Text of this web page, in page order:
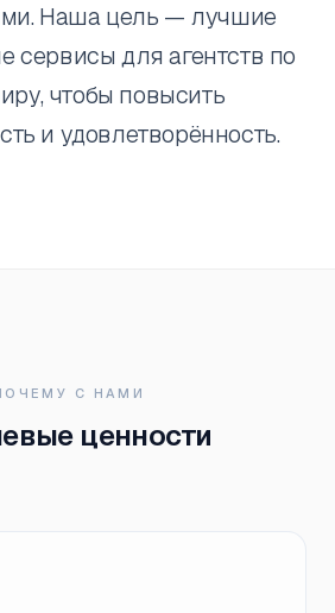
Наша цель — лучшие
сервисы для агентств по
чтобы повысить
и удовлетворённость.
С НАМИ
ценности